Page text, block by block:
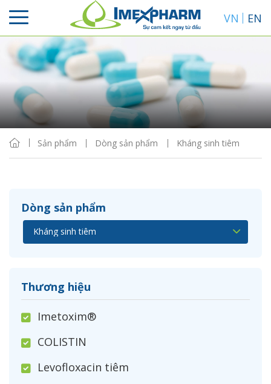
VN EN
Sản phẩm Dòng sản phẩm Kháng sinh tiêm
Dòng sản phẩm
Thương hiệu
Imetoxim®
COLISTIN
Levofloxacin tiêm
Sắp xếp
Hiển thị